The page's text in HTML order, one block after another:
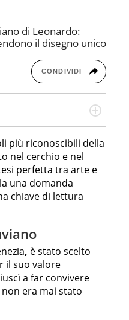
di Leonardo:
il disegno unico
CONDIVIDI
storytelling di viaggi,
più riconoscibili della
nel cerchio e nel
perfetta tra arte e
una domanda
chiave di lettura
, è stato scelto
il suo valore
a far convivere
era mai stato